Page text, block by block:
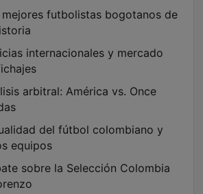
mejores futbolistas bogotanos de
internacionales y mercado
arbitral: América vs. Once
del fútbol colombiano y
equipos
sobre la Selección Colombia